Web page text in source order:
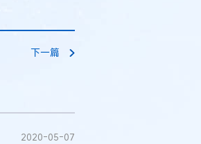
下一篇
2020-05-07